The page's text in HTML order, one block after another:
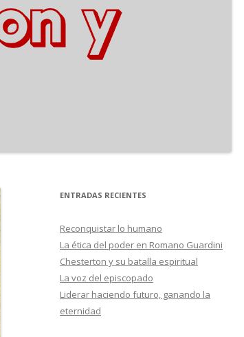
ENTRADAS RECIENTES
Reconquistar lo humano
La ética del poder en Romano Guardini
Chesterton y su batalla espiritual
La voz del episcopado
Liderar haciendo futuro, ganando la
eternidad